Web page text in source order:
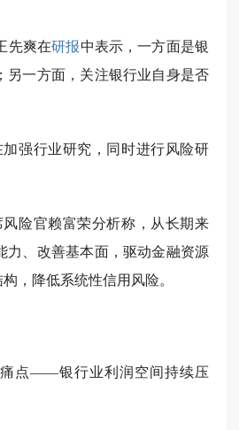
先爽在研报中表示，一方面是银
另一方面，关注银行业自身是否
强行业研究，同时进行风险研
风险官赖富荣分析称，从长期来
力、改善基本面，驱动金融资源
，降低系统性信用风险。
痛点——银行业利润空间持续压